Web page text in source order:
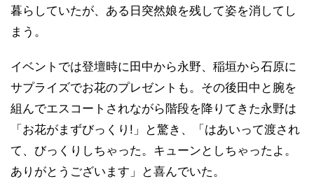
暮らしていたが、ある日突然娘を残して姿を消してし
まう。
イベントでは登壇時に田中から永野、稲垣から石原に
サプライズでお花のプレゼントも。その後田中と腕を
組んでエスコートされながら階段を降りてきた永野は
「お花がまずびっくり!」と驚き、「はあいって渡され
て、びっくりしちゃった。キューンとしちゃったよ。
ありがとうございます」と喜んでいた。